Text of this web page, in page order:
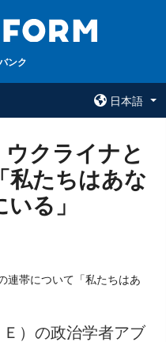
ンク
日本語
ウクルインフォ
ルム
ウクルインフォル
ウクライナと
私たちはあな
る」
）の政治学者アブ